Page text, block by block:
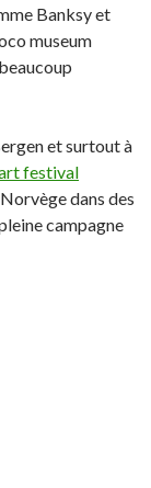
Banksy et
museum
et surtout à
festival
dans des
campagne